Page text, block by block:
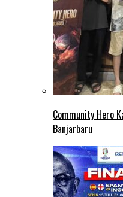
Community Hero
Banjarbaru